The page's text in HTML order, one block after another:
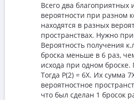
Всего два благоприятных
вероятности при разном
находятся в разных
пространствах. Нужно
Вероятность получения
броска меньше в 6 раз,
исхода при одном броске.
Тогда P(2) = 6X. Их сумма
вероятностное
что был сделан 1 бросок